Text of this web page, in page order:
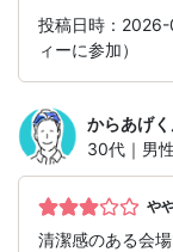
投稿日時：
ィーに参加）
からあげ
30代｜男性
や
清潔感のある会場